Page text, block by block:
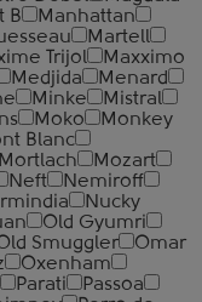
B
Manhattan
Martell
Trijol
Maxximo
Medjida
Menard
Minke
Mistral
Moko
Monkey
Blanc
Mortlach
Mozart
Neft
Nemiroff
Nucky
Old Gyumri
Smuggler
Omar
Oxenham
Parati
Passoa